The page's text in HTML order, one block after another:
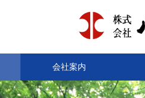
会社案内